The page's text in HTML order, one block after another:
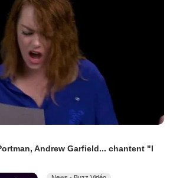
Andrew Garfield... chantent "I